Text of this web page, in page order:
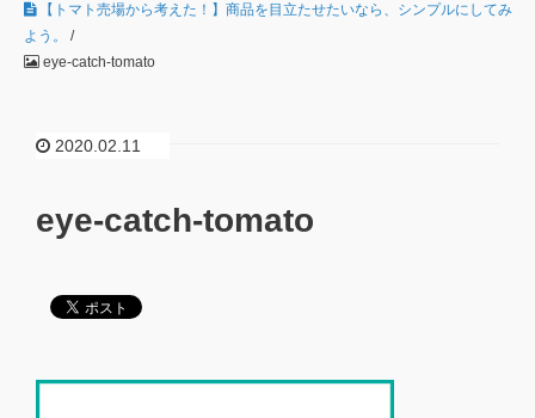
【トマト売場から考えた！】商品を目立たせたいなら、シンプルにしてみ
よう。
/
eye-catch-tomato
2020.02.11
eye-catch-tomato